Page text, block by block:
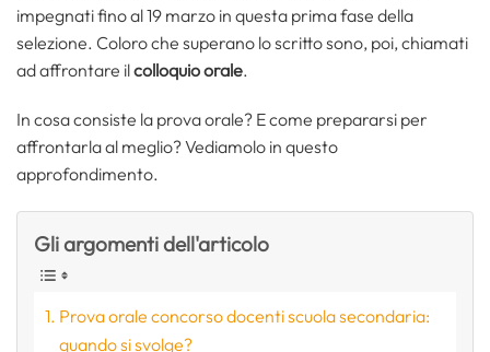
impegnati fino al 19 marzo in questa prima fase della
selezione. Coloro che superano lo scritto sono, poi, chiamati
ad affrontare ilcolloquio orale.
In cosa consiste la prova orale? E come prepararsi per
affrontarla al meglio? Vediamolo in questo
approfondimento.
Gli argomenti dell'articolo
Prova orale concorso docenti scuola secondaria:
quando si svolge?